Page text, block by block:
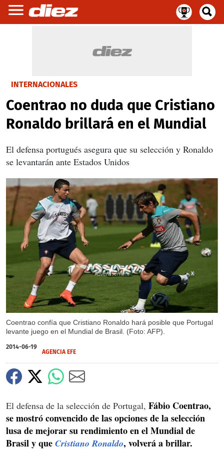
INTERNACIONALES
Coentrao no duda que Cristiano
Ronaldo brillará en el Mundial
El defensa portugués asegura que su selección y Ronaldo
se levantarán ante Estados Unidos
Coentrao confía que Cristiano Ronaldo hará posible que Portugal
levante juego en el Mundial de Brasil. (Foto: AFP).
X
2014-06-19
AGENCIA EFE
El defensa de la selección de Portugal, Fábio Coentrao,
se mostró convencido de las opciones de la selección
lusa de mejorar su rendimiento en el Mundial de
Brasil y que Cristiano Ronaldo, volverá a brillar.